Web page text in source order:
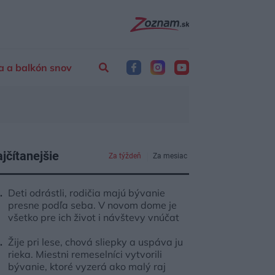
a balkón snov
Za týždeň Za mesiac
Deti odrástli, rodičia majú bývanie
presne podľa seba. V novom dome je
všetko pre ich život i návštevy vnúčat
Žije pri lese, chová sliepky a uspáva ju
rieka. Miestni remeselníci vytvorili
bývanie, ktoré vyzerá ako malý raj